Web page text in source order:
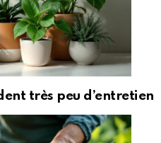
très peu d’entretien